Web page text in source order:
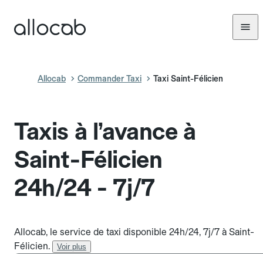
Allocab Commander Taxi Taxi Saint-Félicien
Taxis à l’avance à
Saint-Félicien
24h/24 - 7j/7
Allocab, le service de taxi disponible 24h/24, 7j/7 à Saint-
Félicien.
Voir plus